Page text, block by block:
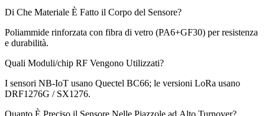
Di Che Materiale È Fatto il Corpo del Sensore?
Poliammide rinforzata con fibra di vetro (PA6+GF30) per resistenza
e durabilità.
Quali Moduli/chip RF Vengono Utilizzati?
I sensori NB-IoT usano Quectel BC66; le versioni LoRa usano
DRF1276G / SX1276.
Quanto È Preciso il Sensore Nelle Piazzole ad Alto Turnover?